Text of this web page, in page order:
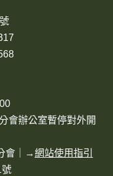
會辦公室暫停對外開
會 ｜→網站使用指引
號